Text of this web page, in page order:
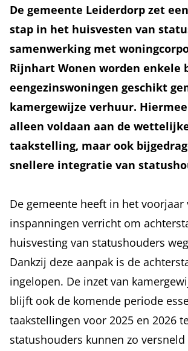
De gemeente Leiderdorp zet
stap in het huisvesten van
samenwerking met
Rijnhart Wonen worden enkele
eengezinswoningen geschikt
kamergewijze verhuur.
alleen voldaan aan de
taakstelling, maar ook
snellere integratie van
De gemeente heeft in het voorjaar
inspanningen verricht om
huisvesting van statushouders
Dankzij deze aanpak is de
ingelopen. De inzet van
blijft ook de komende periode
taakstellingen voor 2025 en 2026
statushouders kunnen zo